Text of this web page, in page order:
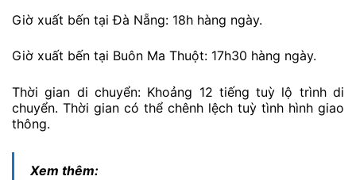
Giờ xuất bến tại Đà Nẵng: 18h hàng ngày.
Giờ xuất bến tại Buôn Ma Thuột: 17h30 hàng ngày.
Thời gian di chuyển: Khoảng 12 tiếng tuỳ lộ trình di
chuyển. Thời gian có thể chênh lệch tuỳ tình hình giao
thông.
Xem thêm: